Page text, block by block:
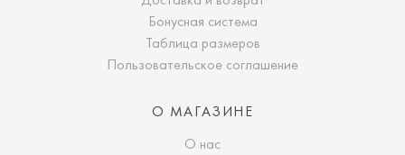
Бонусная система
Таблица размеров
Пользовательское соглашение
О МАГАЗИНЕ
О нас